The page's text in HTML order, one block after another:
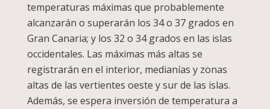
temperaturas máximas que probablemente
alcanzarán o superarán los 34 o 37 grados en
Gran Canaria; y los 32 o 34 grados en las islas
occidentales. Las máximas más altas se
registrarán en el interior, medianías y zonas
altas de las vertientes oeste y sur de las islas.
Además, se espera inversión de temperatura a